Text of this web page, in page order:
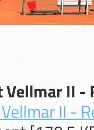
II -
II -